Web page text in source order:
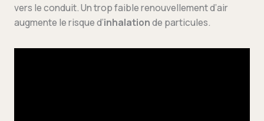
vers le conduit. Un trop faible renouvellement d’air
augmente le risque d’inhalationde particules.